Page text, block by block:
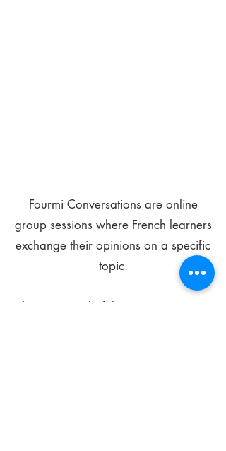
Fourmi Conversations are online
group sessions where French learners
exchange their opinions on a specific
topic.
The main goal of these meetings is to